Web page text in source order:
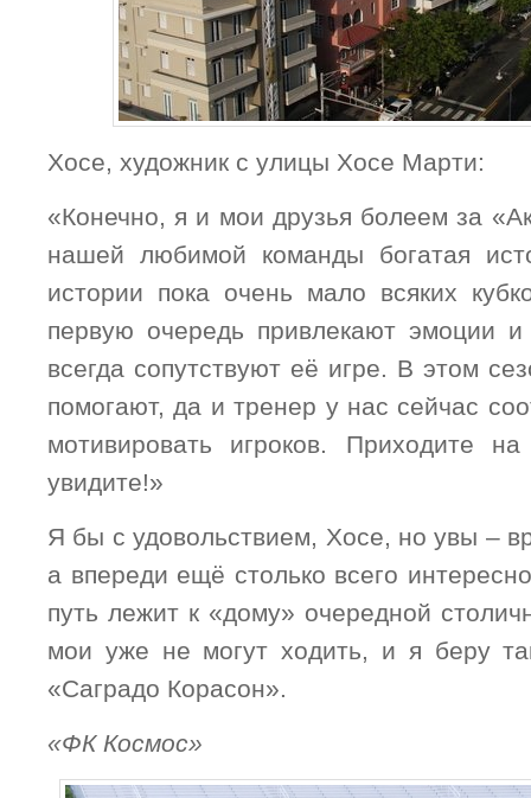
Хосе, художник с улицы Хосе Марти:
«Конечно, я и мои друзья болеем за
нашей любимой команды богатая
истории пока очень мало всяких
первую очередь привлекают эмоции и
всегда сопутствуют её игре. В этом
помогают, да и тренер у нас сейчас
мотивировать игроков. Приходите
увидите!»
Я бы с удовольствием, Хосе, но увы –
а впереди ещё столько всего
путь лежит к «дому» очередной
мои уже не могут ходить, и я беру
«Саградо Корасон».
«ФК Космос»